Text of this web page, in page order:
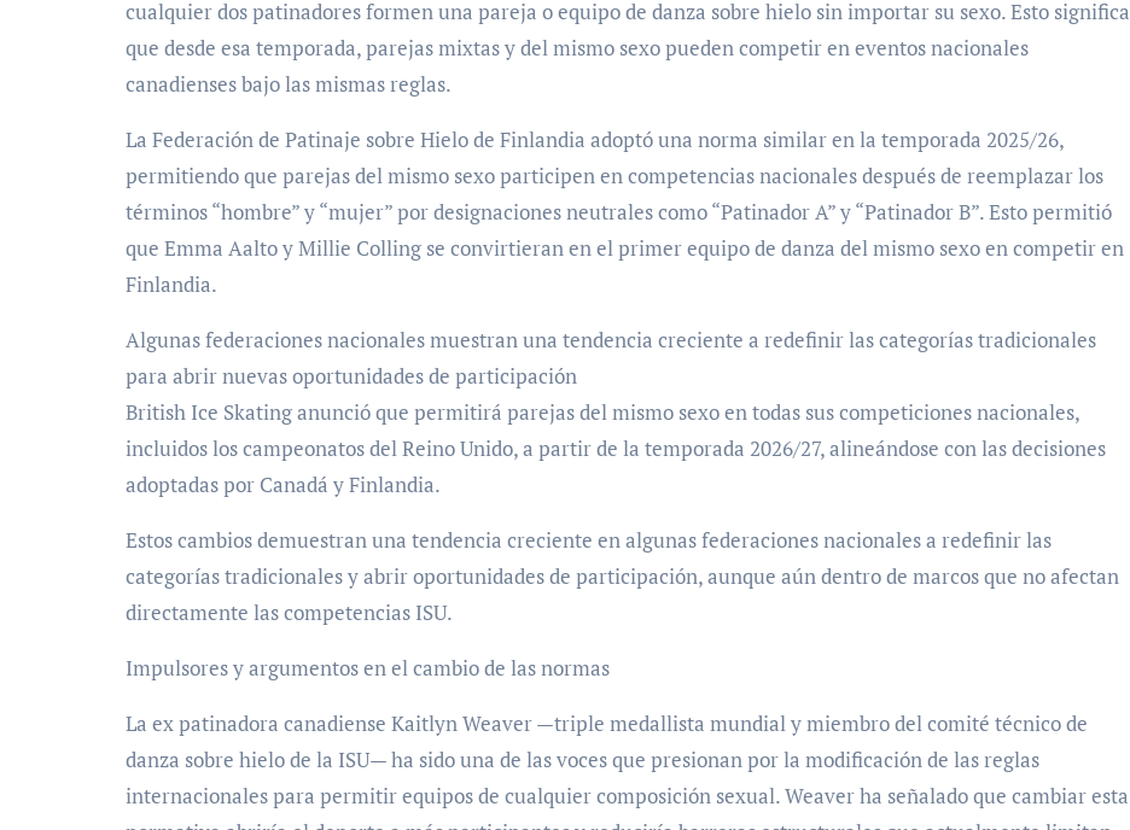
cualquier dos patinadores formen una pareja o equipo de danza sobre hielo sin importar su sexo. Esto significa
que desde esa temporada, parejas mixtas y del mismo sexo pueden competir en eventos nacionales
canadienses bajo las mismas reglas.
La Federación de Patinaje sobre Hielo de Finlandia adoptó una norma similar en la temporada 2025/26,
permitiendo que parejas del mismo sexo participen en competencias nacionales después de reemplazar los
términos “hombre” y “mujer” por designaciones neutrales como “Patinador A” y “Patinador B”. Esto permitió
que Emma Aalto y Millie Colling se convirtieran en el primer equipo de danza del mismo sexo en competir en
Finlandia.
Algunas federaciones nacionales muestran una tendencia creciente a redefinir las categorías tradicionales
para abrir nuevas oportunidades de participación
British Ice Skating anunció que permitirá parejas del mismo sexo en todas sus competiciones nacionales,
incluidos los campeonatos del Reino Unido, a partir de la temporada 2026/27, alineándose con las decisiones
adoptadas por Canadá y Finlandia.
Estos cambios demuestran una tendencia creciente en algunas federaciones nacionales a redefinir las
categorías tradicionales y abrir oportunidades de participación, aunque aún dentro de marcos que no afectan
directamente las competencias ISU.
Impulsores y argumentos en el cambio de las normas
La ex patinadora canadiense Kaitlyn Weaver —triple medallista mundial y miembro del comité técnico de
danza sobre hielo de la ISU— ha sido una de las voces que presionan por la modificación de las reglas
internacionales para permitir equipos de cualquier composición sexual. Weaver ha señalado que cambiar esta